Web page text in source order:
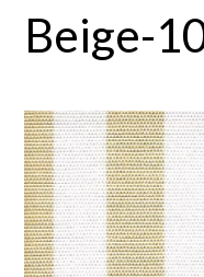
Beige-